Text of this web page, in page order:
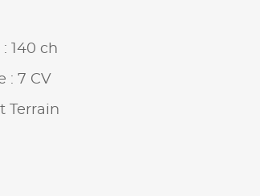
140 ch
: 7 CV
Terrain